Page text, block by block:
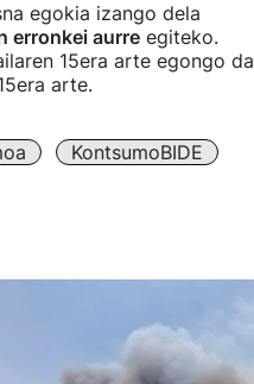
egokia izango dela
erronkei aurreegiteko.
15era arte egongo da
arte.
KontsumoBIDE